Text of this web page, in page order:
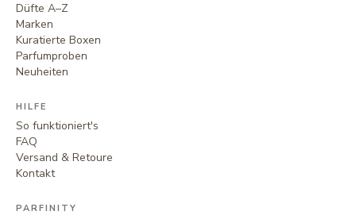
Düfte A–Z
Marken
Kuratierte Boxen
Parfumproben
Neuheiten
HILFE
So funktioniert's
FAQ
Versand & Retoure
Kontakt
PARFINITY